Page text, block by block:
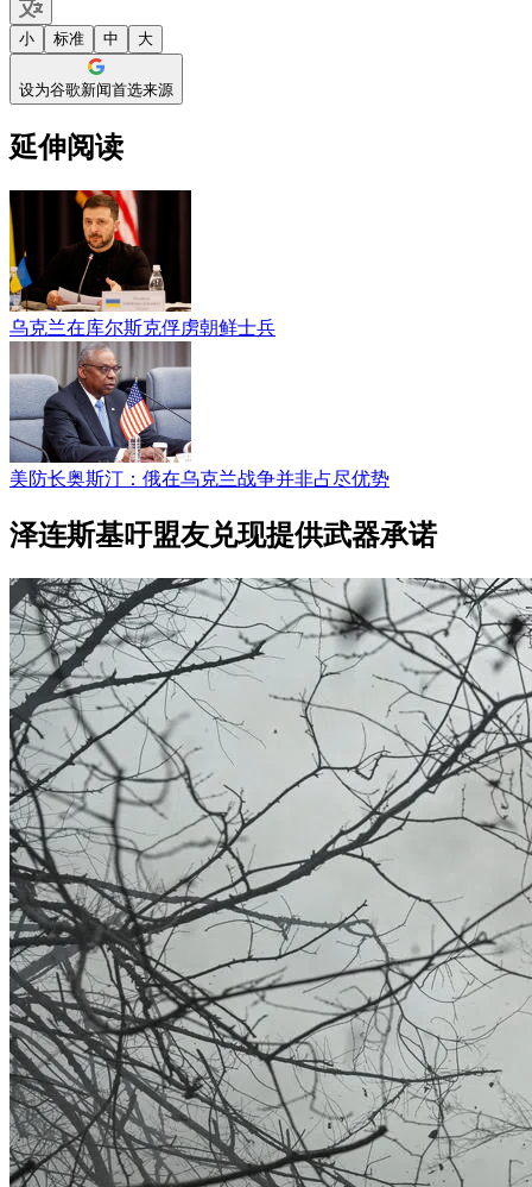
小 标准 中 大
设为谷歌新闻首选来源
延伸阅读
乌克兰在库尔斯克俘虏朝鲜士兵
美防长奥斯汀：俄在乌克兰战争并非占尽优势
泽连斯基吁盟友兑现提供武器承诺